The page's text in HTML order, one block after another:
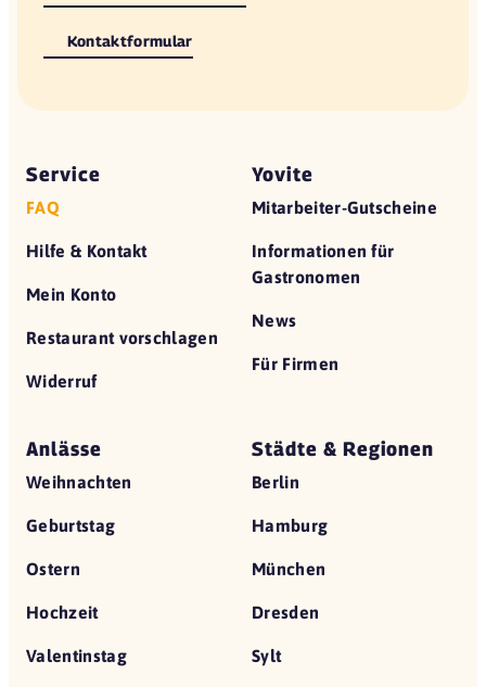
Kontaktformular
Service
FAQ
Hilfe & Kontakt
Mein Konto
Restaurant vorschlagen
Widerruf
Yovite
Mitarbeiter-Gutscheine
Informationen für
Gastronomen
News
Für Firmen
Anlässe
Weihnachten
Geburtstag
Ostern
Hochzeit
Valentinstag
Städte & Regionen
Berlin
Hamburg
München
Dresden
Sylt